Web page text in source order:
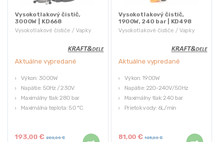
Vysokotlakové čističe / Vapky
Vysokotlakový čistič,
3000W | KD668
Aktuálne vypredané
Výkon: 3000W
Napätie: 50Hz / 230V
Maximálny tlak: 280 bar
Maximálna teplota: 50 °C
193,00€ 280,00€
Vysokotlakové čističe / Vapky
Vysokotlakový čistič,
1900W, 240 bar | KD498
Aktuálne vypredané
Výkon: 1900W
Napätie: 220-240V/50Hz
Maximálny tlak: 240 bar
Prietok vody: 6L/min
81,00€ 125,00€